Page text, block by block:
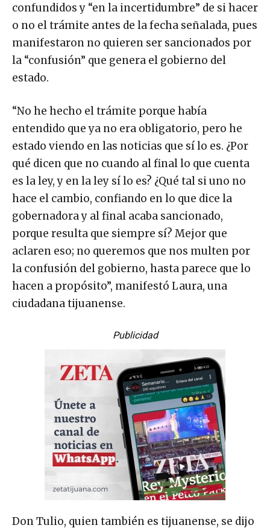
confundidos y “en la incertidumbre” de si hacer
o no el trámite antes de la fecha señalada, pues
manifestaron no quieren ser sancionados por
la “confusión” que genera el gobierno del
estado.
“No he hecho el trámite porque había
entendido que ya no era obligatorio, pero he
estado viendo en las noticias que sí lo es. ¿Por
qué dicen que no cuando al final lo que cuenta
es la ley, y en la ley sí lo es? ¿Qué tal si uno no
hace el cambio, confiando en lo que dice la
gobernadora y al final acaba sancionado,
porque resulta que siempre sí? Mejor que
aclaren eso; no queremos que nos multen por
la confusión del gobierno, hasta parece que lo
hacen a propósito”, manifestó Laura, una
ciudadana tijuanense.
Publicidad
Don Tulio, quien también es tijuanense, se dijo